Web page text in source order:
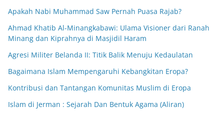
Apakah Nabi Muhammad Saw Pernah Puasa Rajab?
Ahmad Khatib Al-Minangkabawi: Ulama Visioner dari Ranah
Minang dan Kiprahnya di Masjidil Haram
Agresi Militer Belanda II: Titik Balik Menuju Kedaulatan
Bagaimana Islam Mempengaruhi Kebangkitan Eropa?
Kontribusi dan Tantangan Komunitas Muslim di Eropa
Islam di Jerman : Sejarah Dan Bentuk Agama (Aliran)